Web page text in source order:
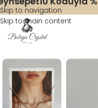
Skip to navigation
Skip to main content